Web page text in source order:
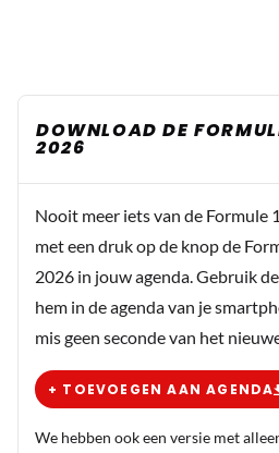
DOWNLOAD DE
2026
Nooit meer iets van de Formule
met een druk op de knop de
2026 in jouw agenda. Gebruik
hem in de agenda van je
mis geen seconde van het
+ TOEVOEGEN AAN AGENDA
We hebben ook een versie met